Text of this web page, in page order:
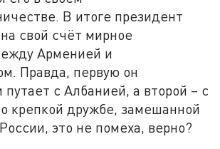
В итоге президент
свой счёт мирное
Арменией и
Правда, первую он
с Албанией, а второй – с
крепкой дружбе, замешанной
это не помеха, верно?